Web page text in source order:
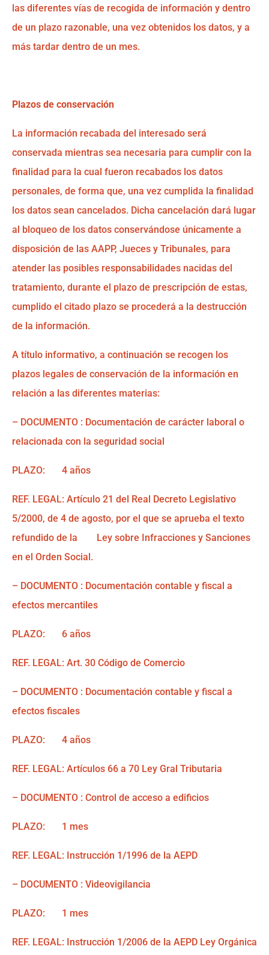
las diferentes vías de recogida de información y dentro
de un plazo razonable, una vez obtenidos los datos, y a
más tardar dentro de un mes.
Plazos de conservación
La información recabada del interesado será
conservada mientras sea necesaria para cumplir con la
finalidad para la cual fueron recabados los datos
personales, de forma que, una vez cumplida la finalidad
los datos sean cancelados. Dicha cancelación dará lugar
al bloqueo de los datos conservándose únicamente a
disposición de las AAPP, Jueces y Tribunales, para
atender las posibles responsabilidades nacidas del
tratamiento, durante el plazo de prescripción de estas,
cumplido el citado plazo se procederá a la destrucción
de la información.
A título informativo, a continuación se recogen los
plazos legales de conservación de la información en
relación a las diferentes materias:
– DOCUMENTO : Documentación de carácter laboral o
relacionada con la seguridad social
PLAZO: 4 años
REF. LEGAL: Artículo 21 del Real Decreto Legislativo
5/2000, de 4 de agosto, por el que se aprueba el texto
refundido de la Ley sobre Infracciones y Sanciones
en el Orden Social.
– DOCUMENTO : Documentación contable y fiscal a
efectos mercantiles
PLAZO: 6 años
REF. LEGAL: Art. 30 Código de Comercio
– DOCUMENTO : Documentación contable y fiscal a
efectos fiscales
PLAZO: 4 años
REF. LEGAL: Artículos 66 a 70 Ley Gral Tributaria
– DOCUMENTO : Control de acceso a edificios
PLAZO: 1 mes
REF. LEGAL: Instrucción 1/1996 de la AEPD
– DOCUMENTO : Videovigilancia
PLAZO: 1 mes
REF. LEGAL: Instrucción 1/2006 de la AEPD Ley Orgánica